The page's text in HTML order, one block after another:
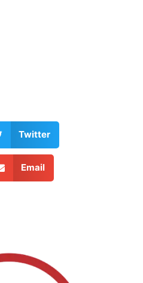
Twitter
Email